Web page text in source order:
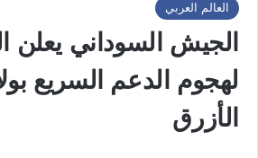
العالم العربي
الجيش السوداني يعلن
لهجوم الدعم السريع
الأزرق